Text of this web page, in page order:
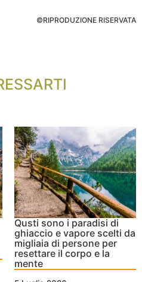
©RIPRODUZIONE RISERVATA
Qusti sono i paradisi di
ghiaccio e vapore scelti da
migliaia di persone per
resettare il corpo e la
mente